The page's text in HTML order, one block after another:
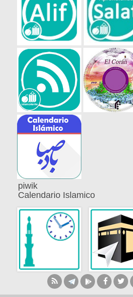
piwik
Calendario Islamico